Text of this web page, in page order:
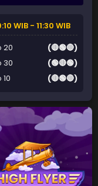
WIB - 11:30 WIB
20
(🔴🟢🔴)
30
(🟢🔴🟢)
(🔴🟢🔴)